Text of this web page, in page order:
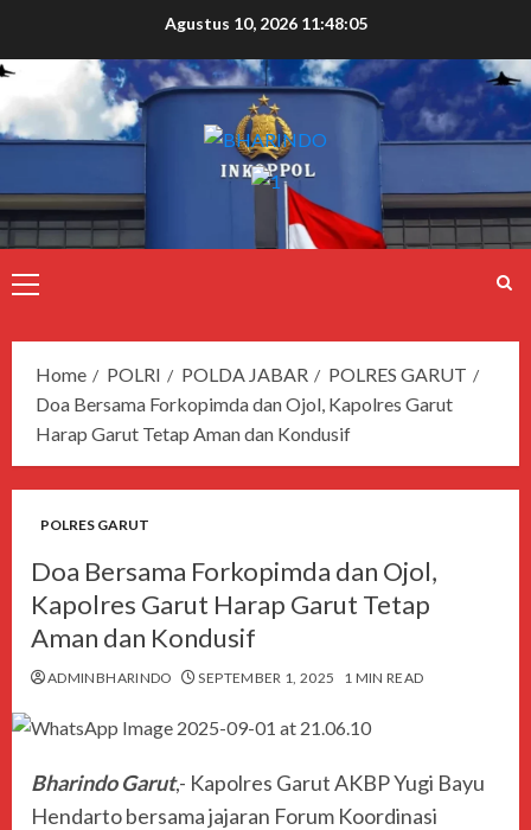
Agustus 10, 2026 11:48:05
Home POLRI POLDA JABAR
POLRES GARUT
Doa Bersama Forkopimda dan Ojol, Kapolres Garut
Harap Garut Tetap Aman dan Kondusif
POLRES GARUT
Doa Bersama Forkopimda dan Ojol,
Kapolres Garut Harap Garut Tetap
Aman dan Kondusif
ADMINBHARINDO SEPTEMBER 1, 2025 1 MIN READ
Bharindo Garut,- Kapolres Garut AKBP Yugi Bayu
Hendarto bersama jajaran Forum Koordinasi